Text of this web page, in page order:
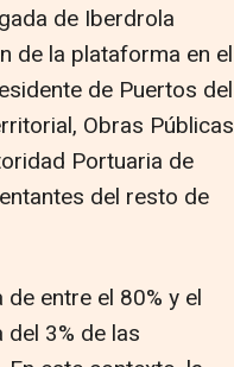
de Iberdrola
de la plataforma en el
de Puertos del
Obras Públicas
Portuaria de
del resto de
entre el 80% y el
3% de las